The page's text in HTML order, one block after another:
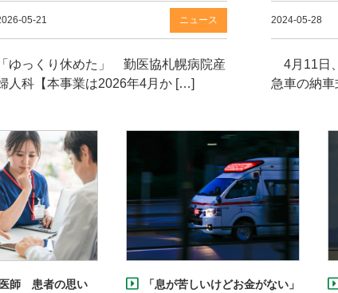
05-21 ニュース
「ゆっくり休めた」 勤医協札幌病院産
人科【本事業は2026年4月か […]
2024-05-28
4月11日
急車の納
師 患者の思い
「息が苦しいけどお金がない」